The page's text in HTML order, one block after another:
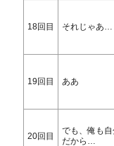
18回目 それじゃあ…
19回目 ああ
20回目
でも、俺も
だから…